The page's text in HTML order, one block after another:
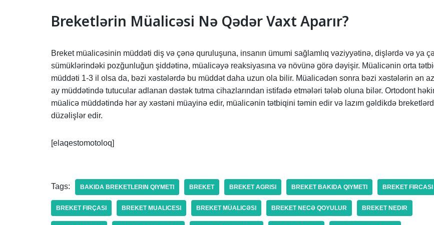
Breketlərin Müalicəsi Nə Qədər Vaxt Aparır?
Breket müalicəsinin müddəti diş və çənə quruluşuna, insanın ümumi sağlamlıq vəziyyətinə, dişlərdə və ya
sümüklərindəki pozğunluğun şiddətinə, müalicəyə reaksiyasına və növünə görə dəyişir. Müalicənin orta
müddəti 1-3 il olsa da, bəzi xəstələrdə bu müddət daha uzun ola bilir. Müalicədən sonra bəzi xəstələrin ən
ay müddətində tutucular adlanan dəstək tutma cihazlarından istifadə etmələri tələb oluna bilər. Ortodont
müalicə müddətində hər ay xəstəni müayinə edir, müalicənin tətbiqini təmin edir və lazım gəldikdə
düzəlişlər edir.
[elaqestomotoloq]
Tags: BAKIDA BREKETLERIN QIYMETI BREKET BREKET AGRISI BREKET BAKIDA QIYMETI BREKET FIRCASI
BREKET FIRÇASI BREKET MUALICESI BREKET MÜALICƏSI BREKET NECƏ QOYULUR BREKET NEDIR